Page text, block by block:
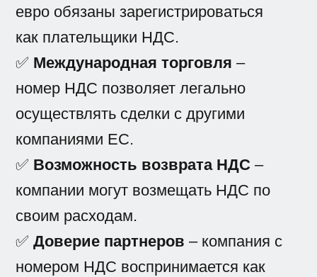
евро обязаны зарегистрироваться
как плательщики НДС.
✅ Международная торговля –
номер НДС позволяет легально
осуществлять сделки с другими
компаниями ЕС.
✅ Возможность возврата НДС –
компании могут возмещать НДС по
своим расходам.
✅Доверие партнеров – компания с
номером НДС воспринимается как